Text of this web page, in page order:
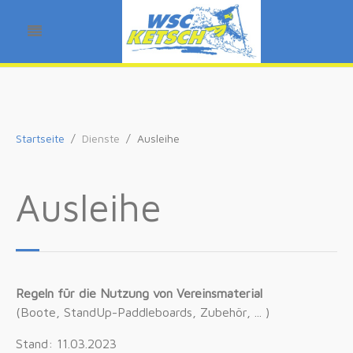
Startseite Dienste Ausleihe
Ausleihe
Regeln für die Nutzung von Vereinsmaterial
(Boote, StandUp-Paddleboards, Zubehör, ... )
Stand: 11.03.2023